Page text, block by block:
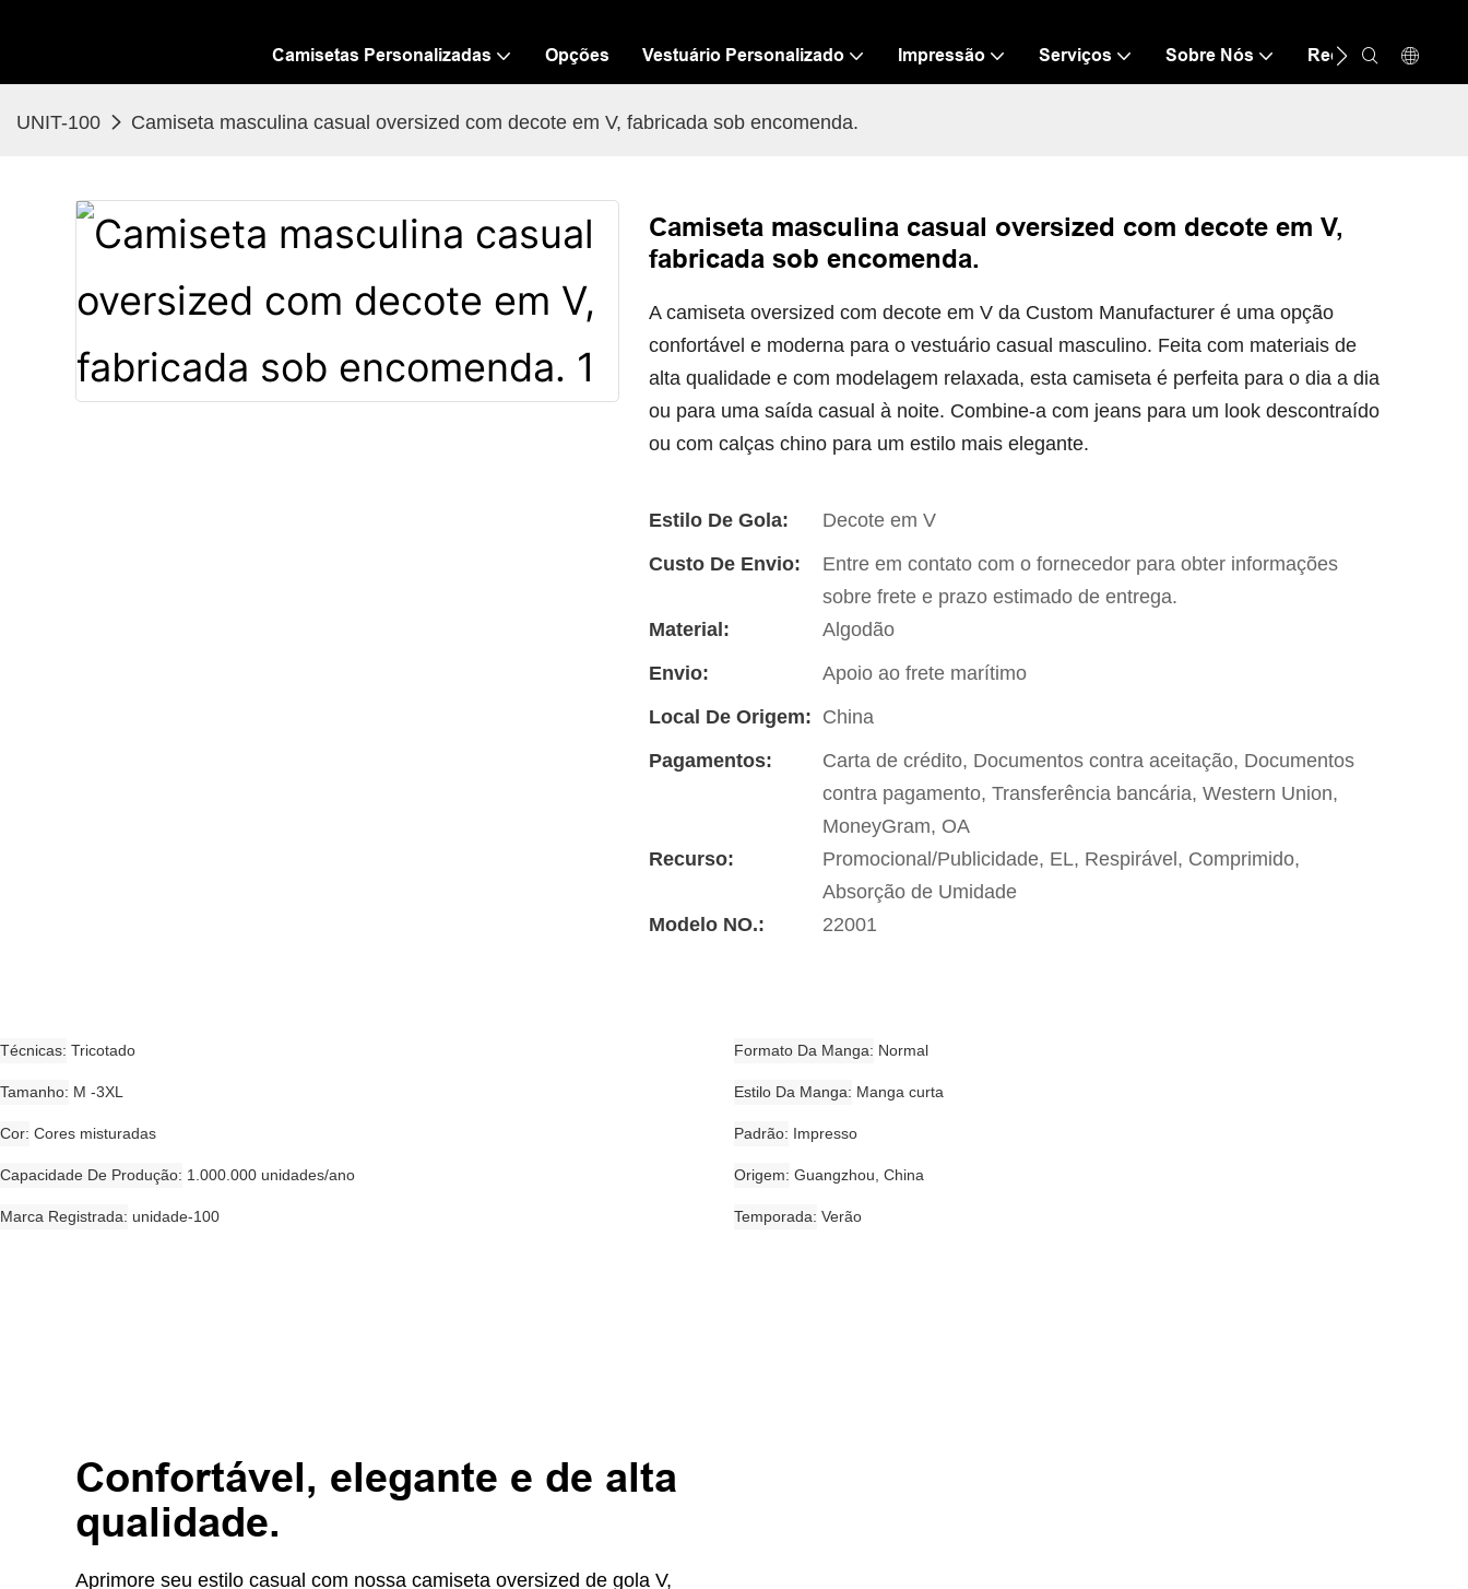
Camisetas Personalizadas Opções Vestuário Personalizado Impressão Serviços Sobre Nós Recurso
UNIT-100 Camiseta masculina casual oversized com decote em V, fabricada sob encomenda.
Camiseta masculina casual oversized com decote em V,
fabricada sob encomenda.
A camiseta oversized com decote em V da Custom Manufacturer é uma opção
confortável e moderna para o vestuário casual masculino. Feita com materiais de
alta qualidade e com modelagem relaxada, esta camiseta é perfeita para o dia a dia
ou para uma saída casual à noite. Combine-a com jeans para um look descontraído
ou com calças chino para um estilo mais elegante.
Estilo De Gola:
Decote em V
Custo De Envio:
Entre em contato com o fornecedor para obter informações
sobre frete e prazo estimado de entrega.
Material:
Algodão
Envio:
Apoio ao frete marítimo
Local De Origem: China
Pagamentos:
Carta de crédito, Documentos contra aceitação, Documentos
contra pagamento, Transferência bancária, Western Union,
MoneyGram, OA
Recurso:
Promocional/Publicidade, EL, Respirável, Comprimido,
Absorção de Umidade
Modelo NO.:
22001
Técnicas Tricotado Formato Da Manga Normal
Tamanho M -3XL Estilo Da Manga Manga curta
Cor Cores misturadas Padrão Impresso
Capacidade De Produção 1.000.000 unidades/ano Origem Guangzhou, China
Marca Registrada unidade-100 Temporada Verão
Confortável, elegante e de alta
qualidade.
Aprimore seu estilo casual com nossa camiseta oversized de gola V,